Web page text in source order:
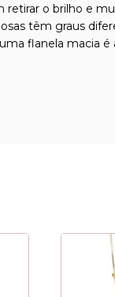
o brilho e
têm graus
flanela macia